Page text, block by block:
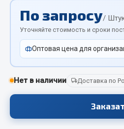
Жидкостные подогреватели
Отопители салона
Подогреватели тосола
Весь раздел
Автозвук
По запросу/
Уточняйте стоимость и сроки
Оптовая цена для
Нет в наличии Доставка по